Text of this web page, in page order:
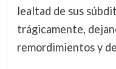
lealtad de sus
trágicamente,
remordimientos y